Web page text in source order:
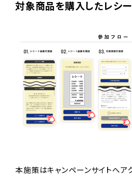
対象商品を購入したレシ
本施策はキャンペーンサイトへ